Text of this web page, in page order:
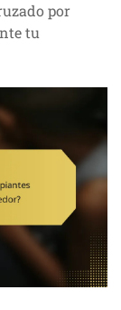
por
tu